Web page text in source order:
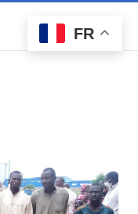
FR